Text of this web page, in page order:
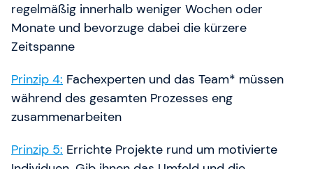
regelmäßig innerhalb weniger Wochen oder
Monate und bevorzuge dabei die kürzere
Zeitspanne
Prinzip 4: Fachexperten und das Team* müssen
während des gesamten Prozesses eng
zusammenarbeiten
Prinzip 5: Errichte Projekte rund um motivierte